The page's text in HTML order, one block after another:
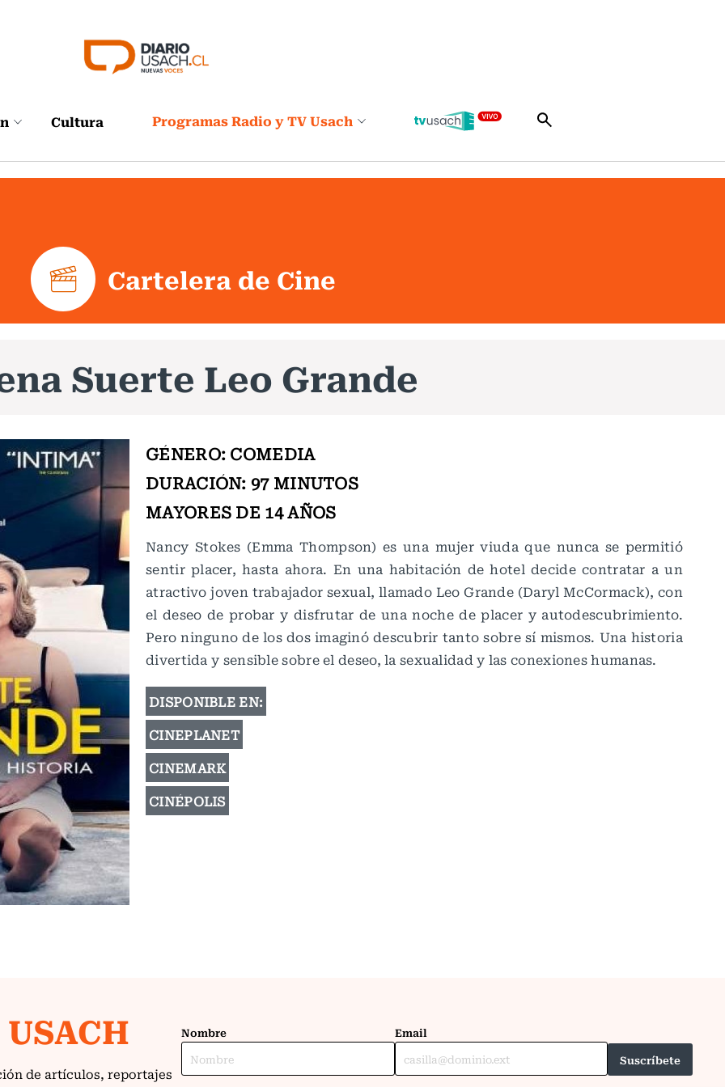
Cultura Programas Radio y TV Usach
Cartelera de Cine
Suerte Leo Grande
GÉNERO: COMEDIA
DURACIÓN: 97 MINUTOS
MAYORES DE 14 AÑOS
Nancy Stokes (Emma Thompson) es una mujer viuda que nunca se permitió
sentir placer, hasta ahora. En una habitación de hotel decide contratar a un
atractivo joven trabajador sexual, llamado Leo Grande (Daryl McCormack), con
el deseo de probar y disfrutar de una noche de placer y autodescubrimiento.
Pero ninguno de los dos imaginó descubrir tanto sobre sí mismos. Una historia
divertida y sensible sobre el deseo, la sexualidad y las conexiones humanas.
DISPONIBLE EN:
CINEPLANET
CINEMARK
CINÉPOLIS